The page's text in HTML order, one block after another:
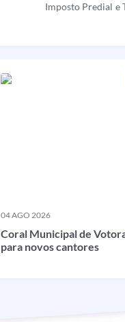
Imposto Predial e
legislação
04 AGO 2026
Coral Municipal de
para novos cantores